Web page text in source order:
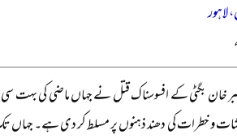
لاہور
خان بگٹی کے افسوسناک قتل نے جہاں ماضی کی بہت
و خطرات کی دھند ذہنوں پر مسلط کر دی ہے۔